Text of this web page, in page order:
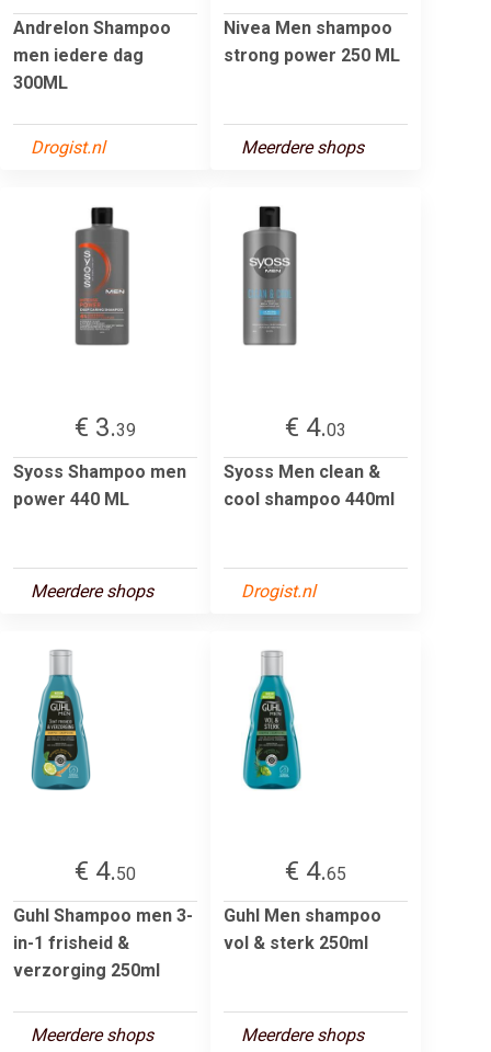
Andrelon Shampoo
men iedere dag
300ML
Drogist.nl
Nivea Men shampoo
strong power 250 ML
Meerdere shops
€ 3.39
Syoss Shampoo men
power 440 ML
Meerdere shops
€ 4.03
Syoss Men clean &
cool shampoo 440ml
Drogist.nl
€ 4.50
Guhl Shampoo men 3-
in-1 frisheid &
verzorging 250ml
Meerdere shops
€ 4.65
Guhl Men shampoo
vol & sterk 250ml
Meerdere shops